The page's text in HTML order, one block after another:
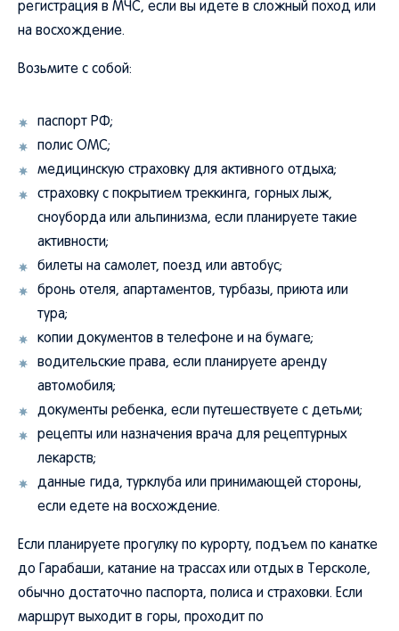
регистрация в МЧС, если вы идете в сложный поход или
на восхождение.
Возьмите с собой:
паспорт РФ;
полис ОМС;
медицинскую страховку для активного отдыха;
страховку с покрытием треккинга, горных лыж,
сноуборда или альпинизма, если планируете такие
активности;
билеты на самолет, поезд или автобус;
бронь отеля, апартаментов, турбазы, приюта или
тура;
копии документов в телефоне и на бумаге;
водительские права, если планируете аренду
автомобиля;
документы ребенка, если путешествуете с детьми;
рецепты или назначения врача для рецептурных
лекарств;
данные гида, турклуба или принимающей стороны,
если едете на восхождение.
Если планируете прогулку по курорту, подъем по канатке
до Гарабаши, катание на трассах или отдых в Терсколе,
обычно достаточно паспорта, полиса и страховки. Если
маршрут выходит в горы, проходит по